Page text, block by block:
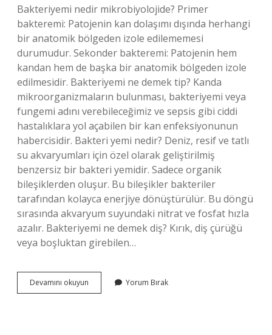
Bakteriyemi nedir mikrobiyolojide? Primer
bakteremi: Patojenin kan dolaşımı dışında herhangi
bir anatomik bölgeden izole edilememesi
durumudur. Sekonder bakteremi: Patojenin hem
kandan hem de başka bir anatomik bölgeden izole
edilmesidir. Bakteriyemi ne demek tip? Kanda
mikroorganizmaların bulunması, bakteriyemi veya
fungemi adını verebileceğimiz ve sepsis gibi ciddi
hastalıklara yol açabilen bir kan enfeksiyonunun
habercisidir. Bakteri yemi nedir? Deniz, resif ve tatlı
su akvaryumları için özel olarak geliştirilmiş
benzersiz bir bakteri yemidir. Sadece organik
bileşiklerden oluşur. Bu bileşikler bakteriler
tarafından kolayca enerjiye dönüştürülür. Bu döngü
sırasında akvaryum suyundaki nitrat ve fosfat hızla
azalır. Bakteriyemi ne demek diş? Kırık, diş çürüğü
veya boşluktan girebilen…
Devamını okuyun Bakteriyemi
Ne
Yorum Bırak